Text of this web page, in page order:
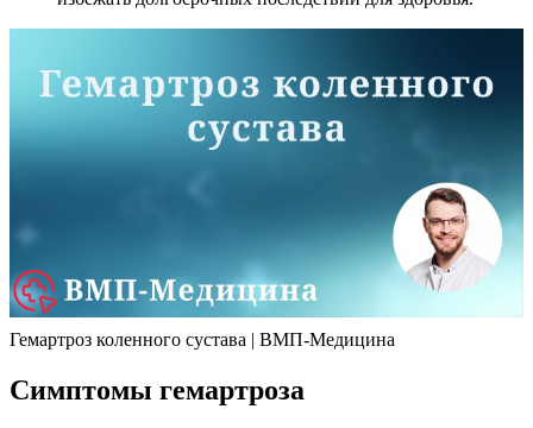
Гемартроз коленного сустава | ВМП-Медицина
Симптомы гемартроза